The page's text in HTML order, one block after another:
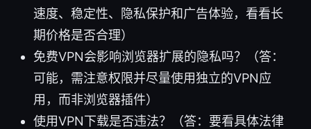
速度、稳定性、隐私保护和广告体验，看看长
期价格是否合理）
免费VPN会影响浏览器扩展的隐私吗？（答：
可能，需注意权限并尽量使用独立的VPN应
用，而非浏览器插件）
使用VPN下载是否违法？（答：要看具体法律